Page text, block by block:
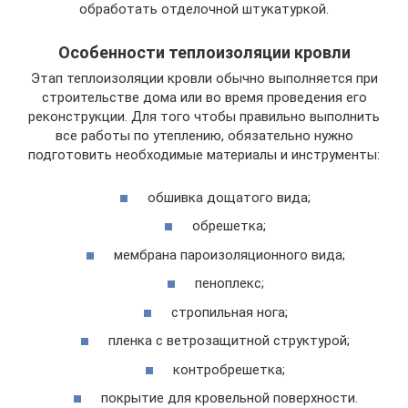
обработать отделочной штукатуркой.
Особенности теплоизоляции кровли
Этап теплоизоляции кровли обычно выполняется при
строительстве дома или во время проведения его
реконструкции. Для того чтобы правильно выполнить
все работы по утеплению, обязательно нужно
подготовить необходимые материалы и инструменты:
обшивка дощатого вида;
обрешетка;
мембрана пароизоляционного вида;
пеноплекс;
стропильная нога;
пленка с ветрозащитной структурой;
контробрешетка;
покрытие для кровельной поверхности.